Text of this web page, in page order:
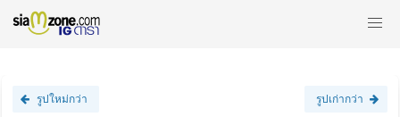
รูปใหม่กว่า รูปเก่ากว่า